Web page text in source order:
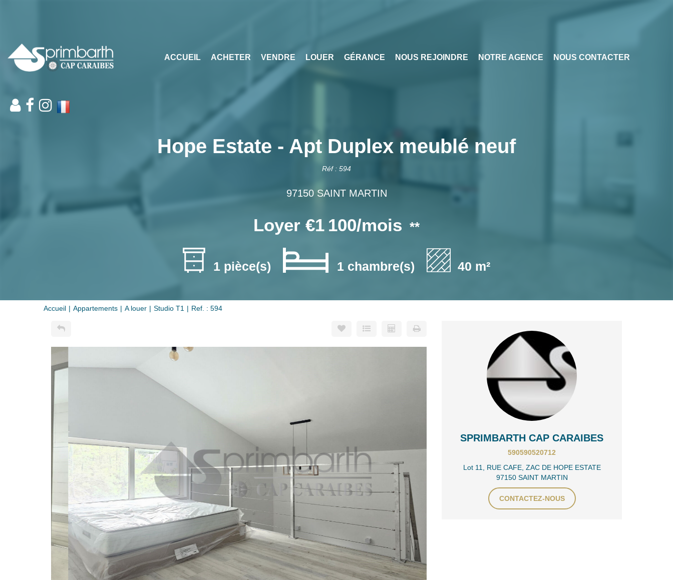
ACCUEIL ACHETER VENDRE LOUER GÉRANCE NOUS REJOINDRE NOTRE AGENCE NOUS CONTACTER
Hope Estate - Apt Duplex meublé neuf
Réf : 594
97150 SAINT MARTIN
Loyer €1 100/mois **
1 pièce(s) 1 chambre(s) 40 m²
Accueil Appartements A louer Studio T1 Ref. : 594
SPRIMBARTH CAP CARAIBES
590590520712
Lot 11, RUE CAFE, ZAC DE HOPE ESTATE
97150 SAINT MARTIN
CONTACTEZ-NOUS